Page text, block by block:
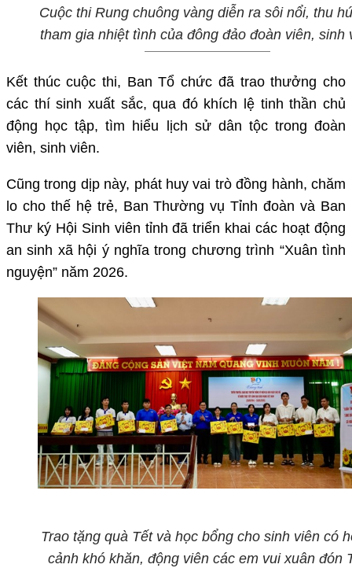
Cuộc thi Rung chuông vàng diễn ra sôi nổi, thu
tham gia nhiệt tình của đông đảo đoàn viên, sinh
Kết thúc cuộc thi, Ban Tổ chức đã trao thưởng cho
các thí sinh xuất sắc, qua đó khích lệ tinh thần chủ
động học tập, tìm hiểu lịch sử dân tộc trong đoàn
viên, sinh viên.
Cũng trong dịp này, phát huy vai trò đồng hành, chăm
lo cho thế hệ trẻ, Ban Thường vụ Tỉnh đoàn và Ban
Thư ký Hội Sinh viên tỉnh đã triển khai các hoạt động
an sinh xã hội ý nghĩa trong chương trình “Xuân tình
nguyện” năm 2026.
Trao tặng quà Tết và học bổng cho sinh viên có
cảnh khó khăn, động viên các em vui xuân đón